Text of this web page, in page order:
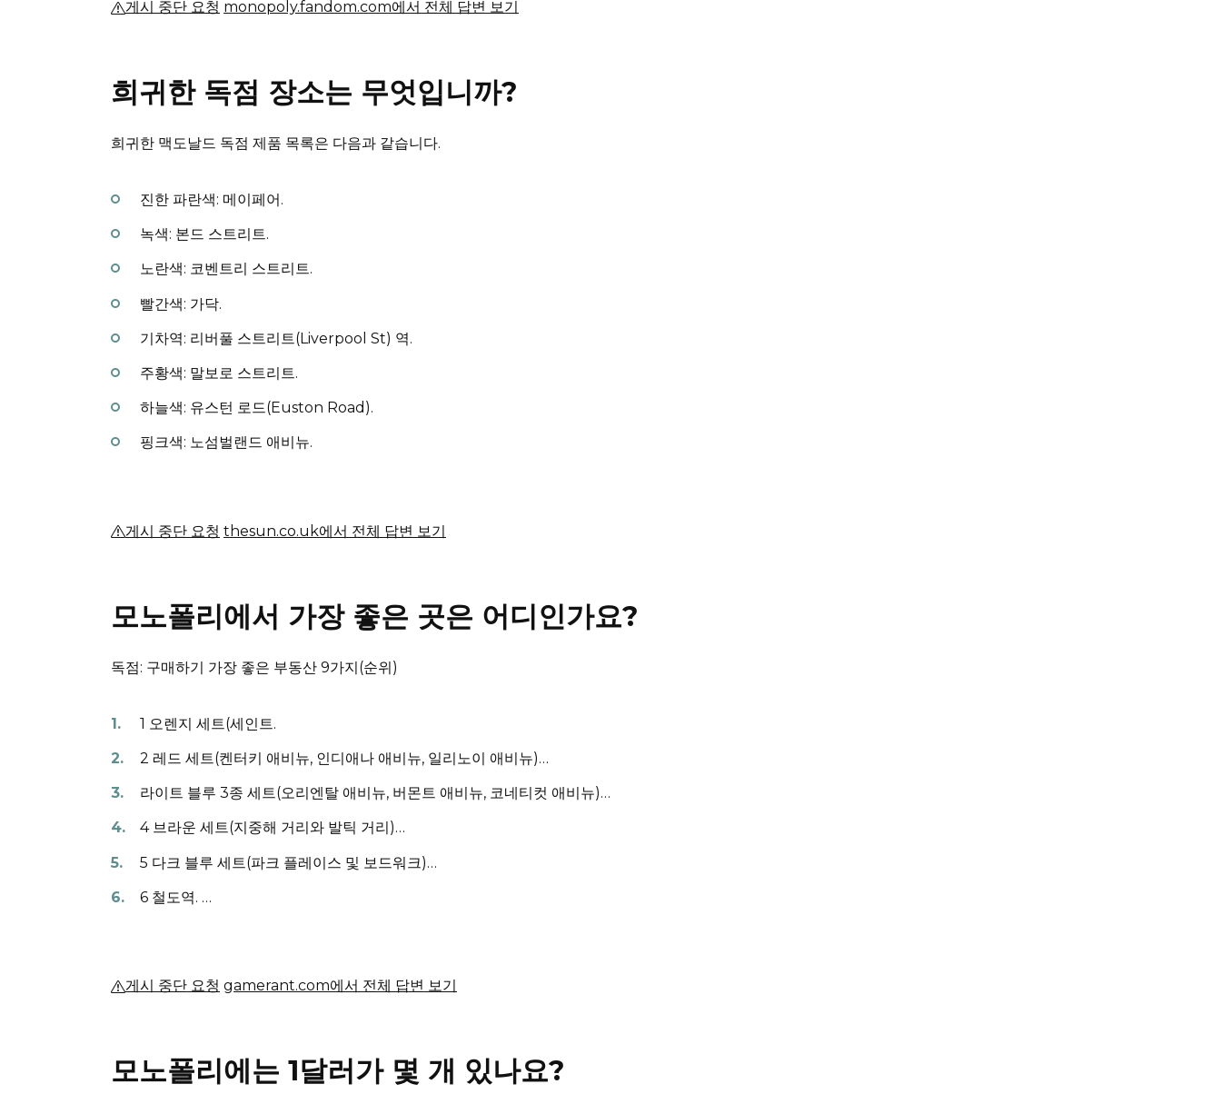
게시 중단 요청 monopoly.fandom.com에서 전체 답변 보기
희귀한 독점 장소는 무엇입니까?
희귀한 맥도날드 독점 제품 목록은 다음과 같습니다.
진한 파란색: 메이페어.
녹색: 본드 스트리트.
노란색: 코벤트리 스트리트.
빨간색: 가닥.
기차역: 리버풀 스트리트(Liverpool St) 역.
주황색: 말보로 스트리트.
하늘색: 유스턴 로드(Euston Road).
핑크색: 노섬벌랜드 애비뉴.
게시 중단 요청 thesun.co.uk에서 전체 답변 보기
모노폴리에서 가장 좋은 곳은 어디인가요?
독점: 구매하기 가장 좋은 부동산 9가지(순위)
1 오렌지 세트(세인트.
2 레드 세트(켄터키 애비뉴, 인디애나 애비뉴, 일리노이 애비뉴)…
라이트 블루 3종 세트(오리엔탈 애비뉴, 버몬트 애비뉴, 코네티컷 애비뉴)…
4 브라운 세트(지중해 거리와 발틱 거리)…
5 다크 블루 세트(파크 플레이스 및 보드워크)…
6 철도역. …
게시 중단 요청 gamerant.com에서 전체 답변 보기
모노폴리에는 1달러가 몇 개 있나요?